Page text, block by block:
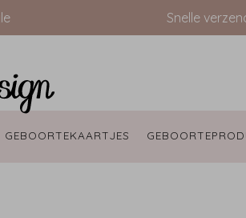
Snelle
GEBOORTEKAARTJES